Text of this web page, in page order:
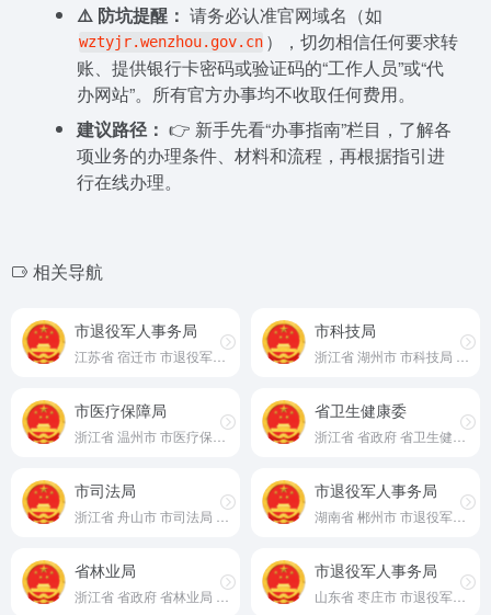
⚠️ 防坑提醒： 请务必认准官网域名（如
wztyjr.wenzhou.gov.cn ），切勿相信任何要求转
账、提供银行卡密码或验证码的“工作人员”或“代
办网站”。所有官方办事均不收取任何费用。
建议路径： 👉 新手先看“办事指南”栏目，了解各
项业务的办理条件、材料和流程，再根据指引进
行在线办理。
相关导航
市退役军人事务局 市科技局
浙江省 湖州市 市科技局 官网
市医疗保障局 省卫生健康委
市司法局
浙江省 舟山市 市司法局 官网
市退役军人事务局
省林业局
浙江省 省政府 省林业局 官网
市退役军人事务局